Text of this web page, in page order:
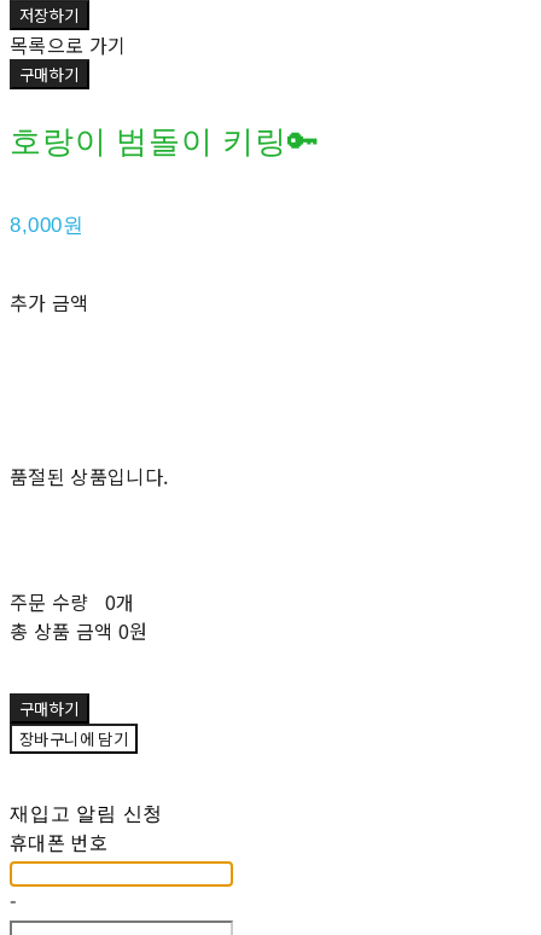
저장하기
목록으로 가기
구매하기
호랑이 범돌이 키링🔑
8,000원
추가 금액
품절된 상품입니다.
주문 수량 0개
총 상품 금액 0원
구매하기
장바구니에 담기
재입고 알림 신청
휴대폰 번호
-